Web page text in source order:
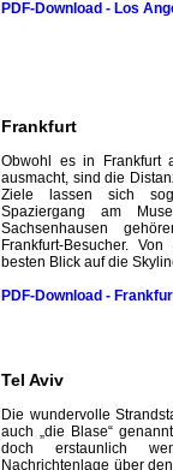
PDF-Download - Los
Frankfurt
Obwohl es in Frankfurt
ausmacht, sind die
Ziele lassen sich
Spaziergang am
Sachsenhausen
Frankfurt-Besucher.
besten Blick auf die
PDF-Download -
Tel Aviv
Die wundervolle
auch „die Blase“
doch erstaunlich
Nachrichtenlage über